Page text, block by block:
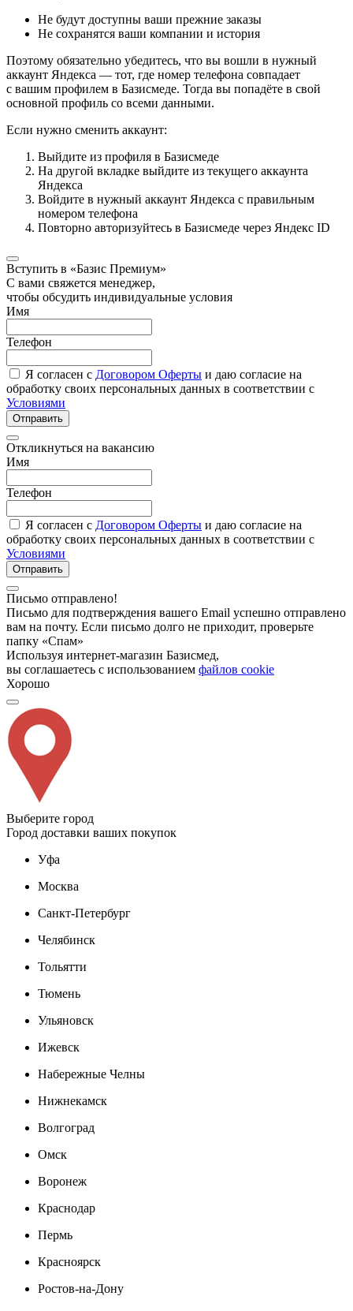
Не будут доступны ваши прежние заказы
Не сохранятся ваши компании и история
Поэтому обязательно убедитесь, что вы вошли в нужный
аккаунт Яндекса — тот, где номер телефона совпадает
с вашим профилем в Базисмеде. Тогда вы попадёте в свой
основной профиль со всеми данными.
Если нужно сменить аккаунт:
Выйдите из профиля в Базисмеде
На другой вкладке выйдите из текущего аккаунта
Яндекса
Войдите в нужный аккаунт Яндекса с правильным
номером телефона
Повторно авторизуйтесь в Базисмеде через Яндекс ID
Вступить в «Базис Премиум»
С вами свяжется менеджер,
чтобы обсудить индивидуальные условия
Имя
Телефон
Я согласен с Договором Оферты и даю согласие на
обработку своих персональных данных в соответствии с
Условиями
Отправить
Откликнуться на вакансию
Имя
Телефон
Я согласен с Договором Оферты и даю согласие на
обработку своих персональных данных в соответствии с
Условиями
Отправить
Письмо отправлено!
Письмо для подтверждения вашего Email успешно отправлено
вам на почту. Если письмо долго не приходит, проверьте
папку «Спам»
Используя интернет-магазин Базисмед,
вы соглашаетесь с использованием файлов cookie
Хорошо
Выберите город
Город доставки ваших покупок
Уфа
Москва
Санкт-Петербург
Челябинск
Тольятти
Тюмень
Ульяновск
Ижевск
Набережные Челны
Нижнекамск
Волгоград
Омск
Воронеж
Краснодар
Пермь
Красноярск
Ростов-на-Дону